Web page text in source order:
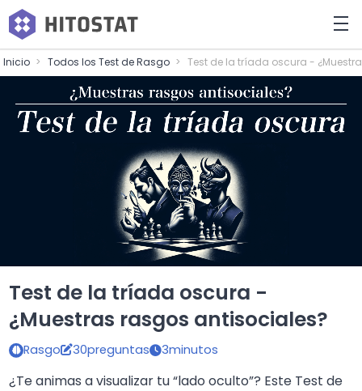
Inicio Todos los Test de Rasgo Test de la tríada oscura -
Test de la tríada oscura -
¿Muestras rasgos antisociales?
Rasgo 30preguntas 3minutos
¿Te animas a visualizar tu “lado oculto”? Este Test de